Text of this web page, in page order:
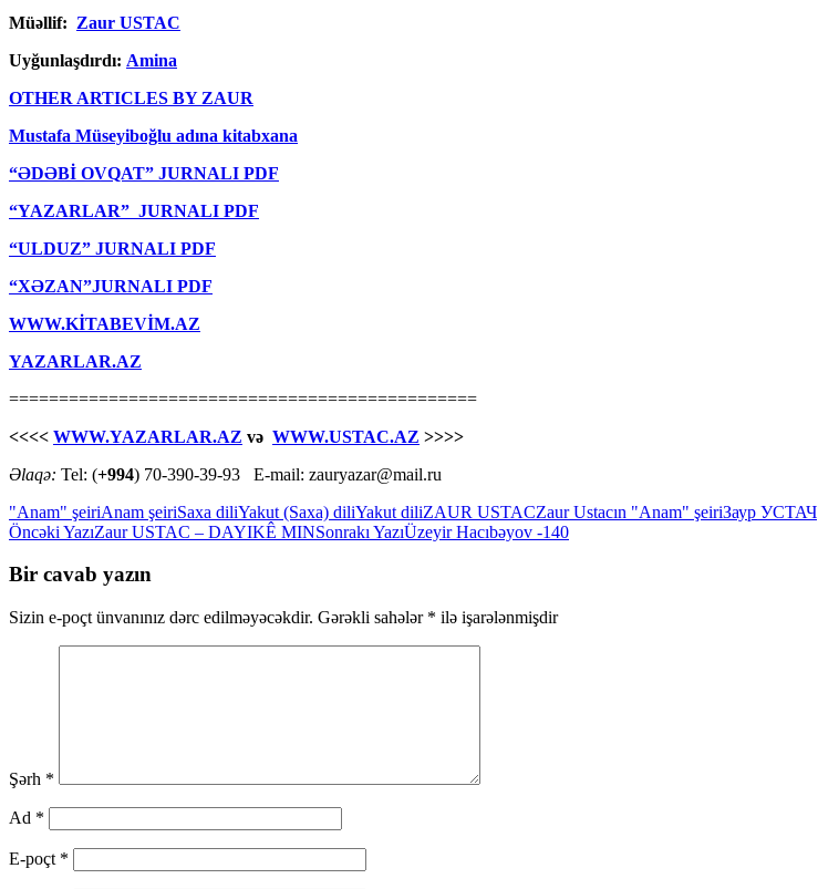
Müəllif: Zaur USTAC
Uyğunlaşdırdı: Amina
OTHER ARTICLES BY ZAUR
Mustafa Müseyiboğlu adına kitabxana
“ƏDƏBİ OVQAT” JURNALI PDF
“YAZARLAR” JURNALI PDF
“ULDUZ” JURNALI PDF
“XƏZAN”JURNALI PDF
WWW.KİTABEVİM.AZ
YAZARLAR.AZ
===============================================
<<<< WWW.YAZARLAR.AZ və WWW.USTAC.AZ >>>>
Əlaqə: Tel: (+994) 70-390-39-93 E-mail: zauryazar@mail.ru
"Anam" şeiriAnam şeiriSaxa diliYakut (Saxa) diliYakut diliZAUR USTACZaur Ustacın "Anam" şeiriЗаур УСТАЧ
Yazılar
üzrə
naviqasiya
Öncəki YazıZaur USTAC – DAYIKÊ MINSonrakı YazıÜzeyir Hacıbəyov -140
Bir cavab yazın
Sizin e-poçt ünvanınız dərc edilməyəcəkdir. Gərəkli sahələr * ilə işarələnmişdir
Şərh *
Ad *
E-poçt *